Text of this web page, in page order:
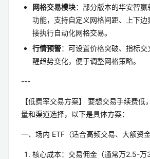
网格交易模块：部分版本的华安智
功能，支持自定义网格间距、上下边
接执行自动化网格交易。
行情预警：可设置价格突破、指标
醒趋势变化，便于调整网格策略。
---
【低费率交易方案】 要想交易手续费低
量和渠道选择，以下是具体方案：
一、场内 ETF（适合高频交易、大额资
核心成本：交易佣金（通常万2.5-